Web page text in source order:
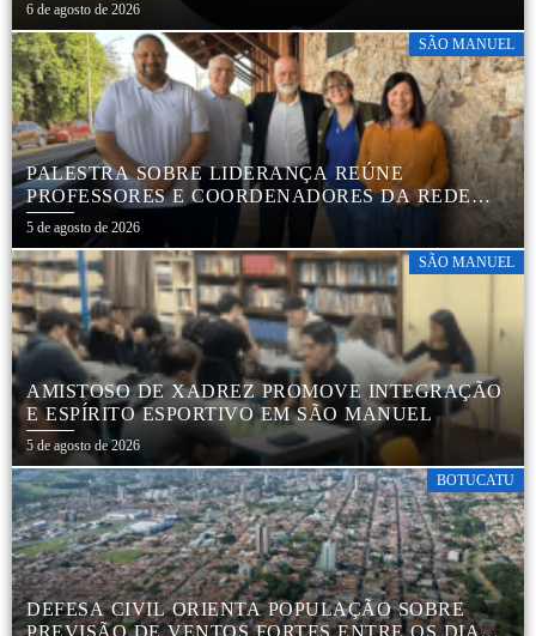
6 de agosto de 2026
SÃO MANUEL
PALESTRA SOBRE LIDERANÇA REÚNE
PROFESSORES E COORDENADORES DA REDE
MUNICIPAL
5 de agosto de 2026
SÃO MANUEL
AMISTOSO DE XADREZ PROMOVE INTEGRAÇÃO
E ESPÍRITO ESPORTIVO EM SÃO MANUEL
5 de agosto de 2026
BOTUCATU
DEFESA CIVIL ORIENTA POPULAÇÃO SOBRE
PREVISÃO DE VENTOS FORTES ENTRE OS DIAS 6